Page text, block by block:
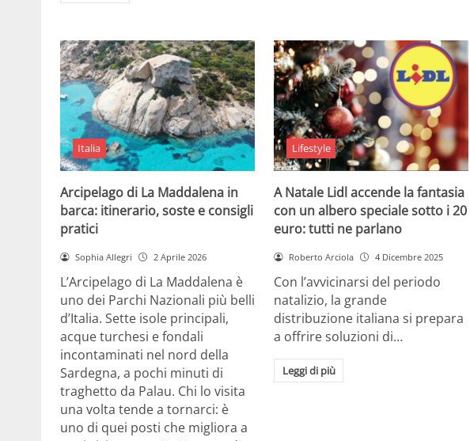
Italia
Arcipelago di La Maddalena in
barca: itinerario, soste e consigli
pratici
Sophia Allegri 2 Aprile 2026
L’Arcipelago di La Maddalena è
uno dei Parchi Nazionali più belli
d’Italia. Sette isole principali,
acque turchesi e fondali
incontaminati nel nord della
Sardegna, a pochi minuti di
traghetto da Palau. Chi lo visita
una volta tende a tornarci: è
uno di quei posti che migliora a
Lifestyle
A Natale Lidl accende la fantasia
con un albero speciale sotto i 20
euro: tutti ne parlano
Roberto Arciola 4 Dicembre 2025
Con l’avvicinarsi del periodo
natalizio, la grande
distribuzione italiana si prepara
a offrire soluzioni di…
Leggi di più